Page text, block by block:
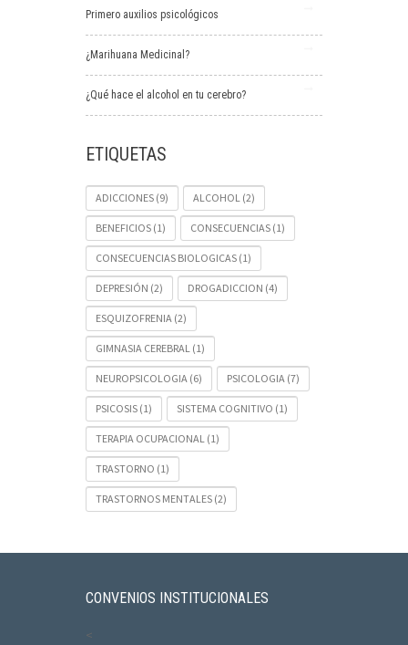
Primero auxilios psicológicos
¿Marihuana Medicinal?
¿Qué hace el alcohol en tu cerebro?
ETIQUETAS
ADICCIONES (9) ALCOHOL (2)
BENEFICIOS (1) CONSECUENCIAS (1)
CONSECUENCIAS BIOLOGICAS (1)
DEPRESIÓN (2) DROGADICCION (4)
ESQUIZOFRENIA (2)
GIMNASIA CEREBRAL (1)
NEUROPSICOLOGIA (6) PSICOLOGIA (7)
PSICOSIS (1) SISTEMA COGNITIVO (1)
TERAPIA OCUPACIONAL (1)
TRASTORNO (1)
TRASTORNOS MENTALES (2)
CONVENIOS INSTITUCIONALES
<